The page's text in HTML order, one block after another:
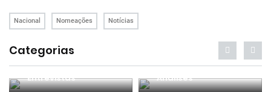
Nacional Nomeações Notícias
Categorias
Entrevistas Análises